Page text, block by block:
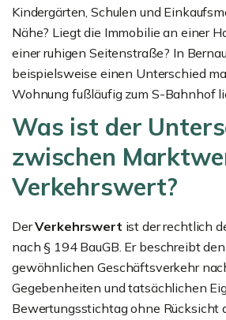
Kindergärten, Schulen und
Nähe? Liegt die Immobilie an einer
einer ruhigen Seitenstraße? In
beispielsweise einen Unterschied
Wohnung fußläufig zum S-Bahnhof
Was ist der
zwischen
Verkehrswert?
DerVerkehrswert ist der rechtlich
nach § 194 BauGB. Er beschreibt
gewöhnlichen Geschäftsverkehr
Gegebenheiten und tatsächlichen
Bewertungsstichtag ohne Rücksicht